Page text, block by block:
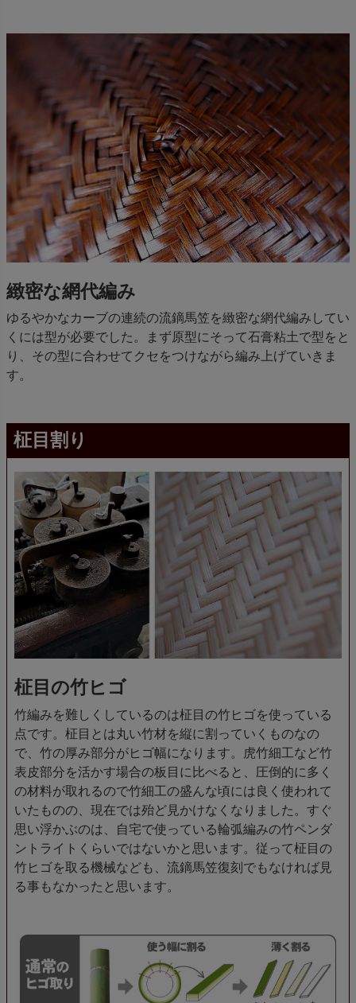
緻密な網代編み
ゆるやかなカーブの連続の流鏑馬笠を緻密な網代編みしてい
くには型が必要でした。まず原型にそって石膏粘土で型をと
り、その型に合わせてクセをつけながら編み上げていきま
す。
柾目割り
柾目の竹ヒゴ
竹編みを難しくしているのは柾目の竹ヒゴを使っている
点です。柾目とは丸い竹材を縦に割っていくものなの
で、竹の厚み部分がヒゴ幅になります。虎竹細工など竹
表皮部分を活かす場合の板目に比べると、圧倒的に多く
の材料が取れるので竹細工の盛んな頃には良く使われて
いたものの、現在では殆ど見かけなくなりました。すぐ
思い浮かぶのは、自宅で使っている輪弧編みの竹ペンダ
ントライトくらいではないかと思います。従って柾目の
竹ヒゴを取る機械なども、流鏑馬笠復刻でもなければ見
る事もなかったと思います。